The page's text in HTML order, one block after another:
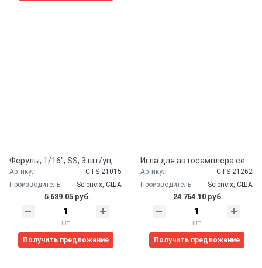
Артикул
CTS-21015
Производитель
Sciencix, США
5 689.05 руб.
шт
Получить предложение
Артикул
CTS-21262
Производитель
Sciencix, США
24 764.10 руб.
шт
Получить предложение